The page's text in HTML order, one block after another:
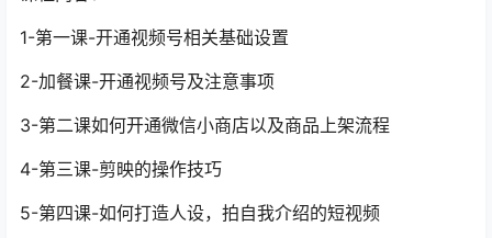
1-第一课-开通视频号相关基础设置
2-加餐课-开通视频号及注意事项
3-第二课如何开通微信小商店以及商品上架流程
4-第三课-剪映的操作技巧
5-第四课-如何打造人设，拍自我介绍的短视频